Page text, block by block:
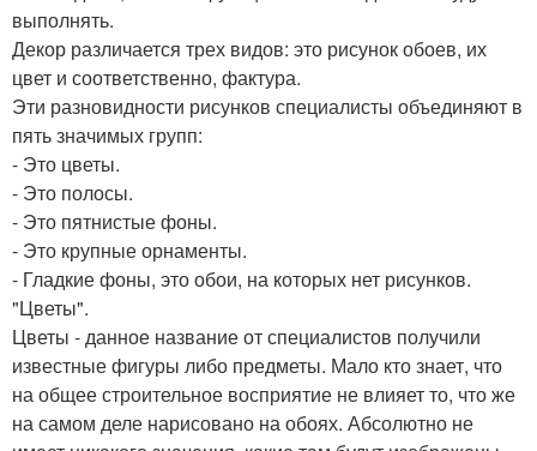
выполнять.
Декор различается трех видов: это рисунок обоев, их
цвет и соответственно, фактура.
Эти разновидности рисунков специалисты объединяют в
пять значимых групп:
- Это цветы.
- Это полосы.
- Это пятнистые фоны.
- Это крупные орнаменты.
- Гладкие фоны, это обои, на которых нет рисунков.
"Цветы".
Цветы - данное название от специалистов получили
известные фигуры либо предметы. Мало кто знает, что
на общее строительное восприятие не влияет то, что же
на самом деле нарисовано на обоях. Абсолютно не